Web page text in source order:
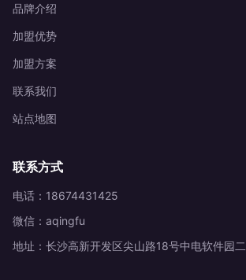
品牌介绍
加盟优势
加盟方案
联系我们
站点地图
联系方式
电话：18674431425
微信：aqingfu
地址：长沙高新开发区尖山路18号中电软件园